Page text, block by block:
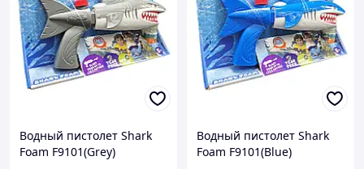
Водный пистолет Shark
Foam F9101(Grey)
Водный пистолет Shark
Foam F9101(Blue)